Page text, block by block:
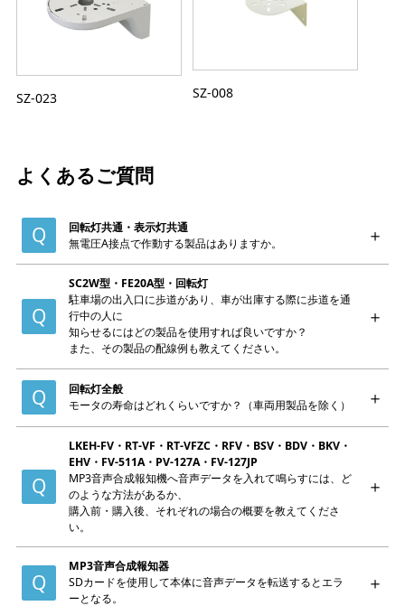
SZ-023 SZ-008
よくあるご質問
回転灯共通・表示灯共通
無電圧A接点で作動する製品はありますか。
SC2W型・FE20A型・回転灯
駐車場の出入口に歩道があり、車が出庫する際に歩道を通
行中の人に
知らせるにはどの製品を使用すれば良いですか？
また、その製品の配線例も教えてください。
回転灯全般
モータの寿命はどれくらいですか？（車両用製品を除く）
LKEH-FV・RT-VF・RT-VFZC・RFV・BSV・BDV・BKV・
EHV・FV-511A・PV-127A・FV-127JP
MP3音声合成報知機へ音声データを入れて鳴らすには、ど
のような方法があるか、
購入前・購入後、それぞれの場合の概要を教えてくださ
い。
MP3音声合成報知器
SDカードを使用して本体に音声データを転送するとエラ
ーとなる。